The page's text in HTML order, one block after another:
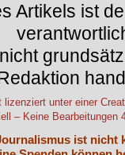
Artikels ist
lizenziert unter einer
– Keine Bearbeitungen
ist nicht